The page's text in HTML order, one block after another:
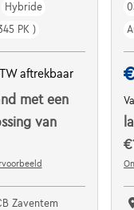
Hybride
PK )
aftrekbaar
met een
van
Zaventem